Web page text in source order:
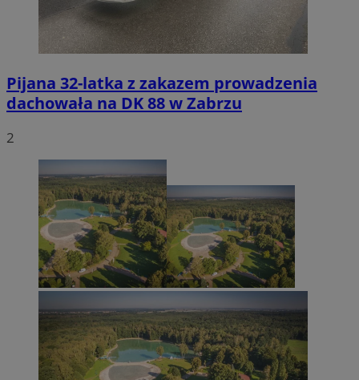
Pijana 32-latka z zakazem prowadzenia
dachowała na DK 88 w Zabrzu
2